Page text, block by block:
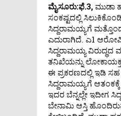
ಮೈಸೂರು:ಫೆ.3,ಮುಡಾ
ಸಂಕಷ್ಟದಲ್ಲಿ
ಸಿದ್ದರಾಮಯ್ಯಗೆ
ಎದುರಾಗಿದೆ. ಎ1
ಸಿದ್ದರಾಮಯ್ಯ ವಿರುದ್ಧದ
ತನಿಖೆಯನ್ನು
ಈ ಪ್ರಕರಣದಲ್ಲಿ ಇಡಿ ಸಹ
ಸಿದ್ದರಾಮಯ್ಯಗೆ
ಇದರ ಬೆನ್ನಲ್ಲೇ ಇದೀಗ
ಬೇನಾಮಿ ಆಸ್ತಿ